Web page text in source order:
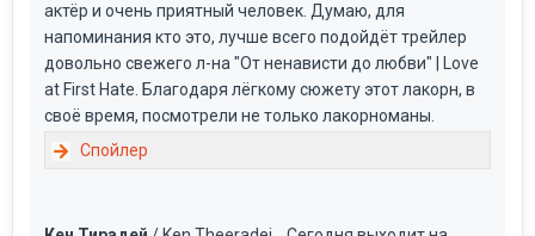
актёр и очень приятный человек. Думаю, для
напоминания кто это, лучше всего подойдёт трейлер
довольно свежего л-на "От ненависти до любви" | Love
at First Hate. Благодаря лёгкому сюжету этот лакорн, в
своё время, посмотрели не только лакорноманы.